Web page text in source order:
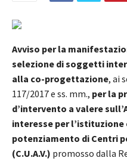
Avviso per la
selezione di soggetti
alla co-progettazione, ai
117/2017 e ss. mm., per la
d’intervento a valere
interesse per
potenziamento di Centri
(C.U.A.V.) promosso dalla